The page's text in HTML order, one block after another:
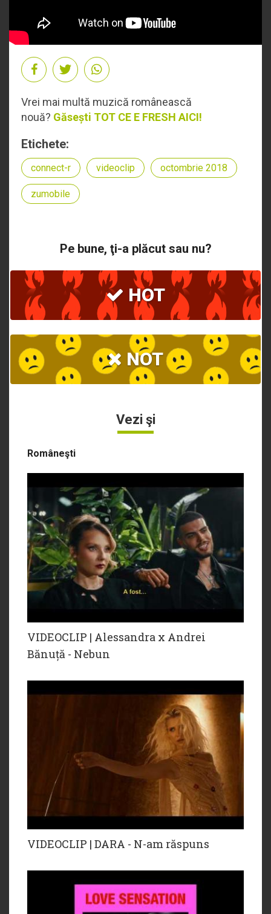
Vrei mai multă muzică românească
nouă? Găsești TOT CE E FRESH AICI!
Etichete:
connect-r videoclip octombrie 2018
zumobile
Pe bune, ţi-a plăcut sau nu?
HOT
NOT
Vezi şi
Româneşti
VIDEOCLIP | Alessandra x Andrei
Bănuță - Nebun
VIDEOCLIP | DARA - N-am răspuns